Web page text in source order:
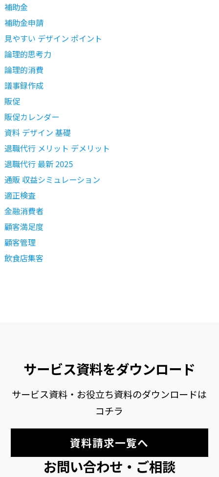
補助金
補助金申請
見やすい デザイン ポイント
論理的思考力
論理的消費
議事録作成
販促
販促カレンダー
資料 デザイン 基礎
退職代行 メリット デメリット
退職代行 最新 2025
通販 収益シミュレーション
適正検査
金融消費者
顧客満足度
顧客管理
飲食店集客
サービス資料をダウンロード
サービス資料・お役立ち資料のダウンロードは
コチラ
資料請求一覧へ
お問い合わせ・ご相談